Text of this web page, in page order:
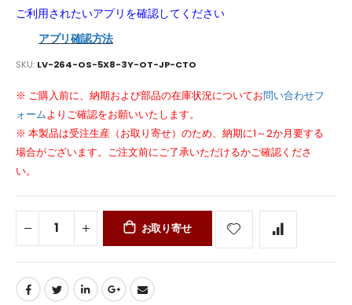
gallery
ご利用されたいアプリを確認してください
アプリ確認方法
SKU LV-264-OS-5X8-3Y-OT-JP-CTO
※ ご購入前に、納期および部品の在庫状況についてお問い合わせフ
ォームよりご確認をお願いいたします。
※ 本製品は受注生産（お取り寄せ）のため、納期に1～2か月要する
場合がございます。ご注文前にご了承いただけるかご確認くださ
い。
お取り寄せ